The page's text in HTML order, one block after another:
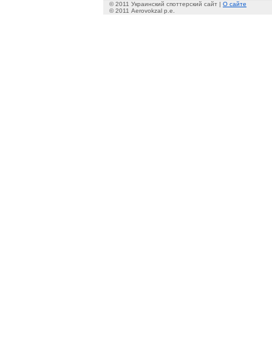
© 2011 Украинский споттерский сайт | О сайте
© 2011 Aerovokzal p.e.